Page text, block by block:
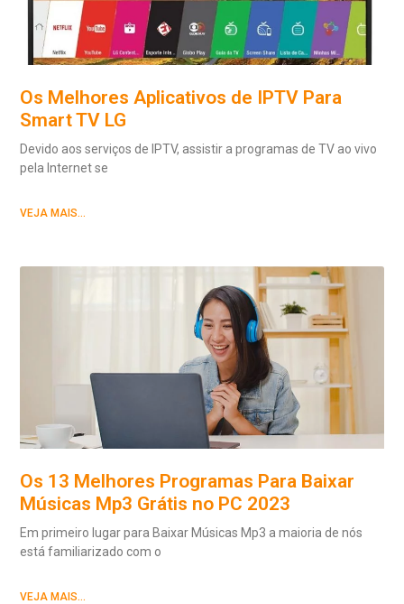
Os Melhores Aplicativos de IPTV Para
Smart TV LG
Devido aos serviços de IPTV, assistir a programas de TV ao vivo
pela Internet se
VEJA MAIS...
Os 13 Melhores Programas Para Baixar
Músicas Mp3 Grátis no PC 2023
Em primeiro lugar para Baixar Músicas Mp3 a maioria de nós
está familiarizado com o
VEJA MAIS...